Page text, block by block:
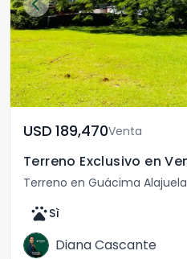
USD	189,470Venta
Terreno en Guácima Alajuela
petsSì
Diana Cascante